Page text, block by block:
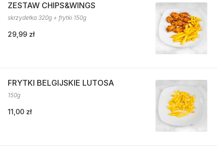
ZESTAW CHIPS&WINGS
skrzydełka 320g + frytki 150g
29,99 zł
FRYTKI BELGIJSKIE LUTOSA
150g
11,00 zł